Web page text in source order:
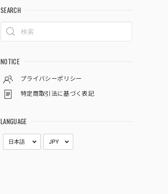
SEARCH
NOTICE
プライバシーポリシー
特定商取引法に基づく表記
LANGUAGE